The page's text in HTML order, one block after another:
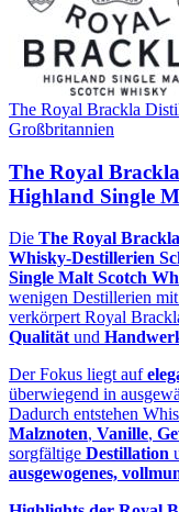
The Royal Brackla
Großbritannien
The Royal
Highland Single
Die The Royal
Whisky‑Destillerien
Single Malt Scotch
wenigen Destillerien mit
verkörpert Royal
Qualität und
Der Fokus liegt auf
überwiegend in
Dadurch entstehen
Malznoten, Vanille,
sorgfältige Destillation
ausgewogenes,